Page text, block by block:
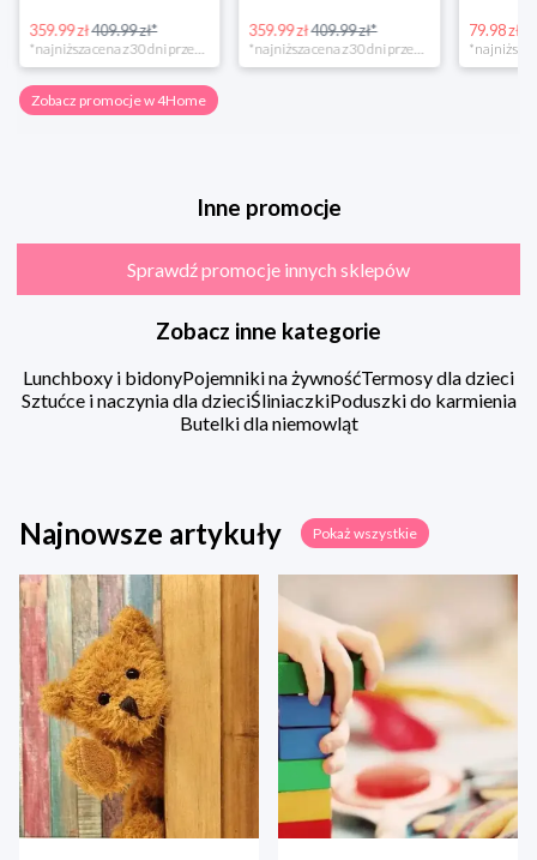
359.99 zł409.99 zł*
*najniższa cena z 30 dni przed obniżką
359.99 zł409.99 zł* 79.98 zł
Zobacz promocje w 4Home
Inne promocje
Sprawdź promocje innych sklepów
Zobacz inne kategorie
Lunchboxy i bidonyPojemniki na żywnośćTermosy dla dzieci
Sztućce i naczynia dla dzieciŚliniaczkiPoduszki do karmienia
Butelki dla niemowląt
Najnowsze artykuły Pokaż wszystkie